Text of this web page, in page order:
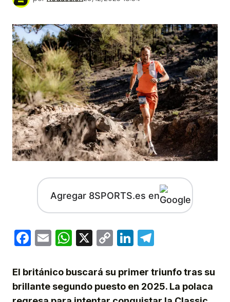
Agregar 8SPORTS.es en
Facebook
EmailWhatsApp
X
CopyLinkedIn
El británico buscará su primer triunfo tras su
brillante segundo puesto en 2025. La polaca